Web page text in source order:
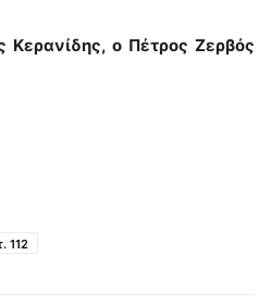
Κερανίδης, ο Πέτρος Ζερβός
112